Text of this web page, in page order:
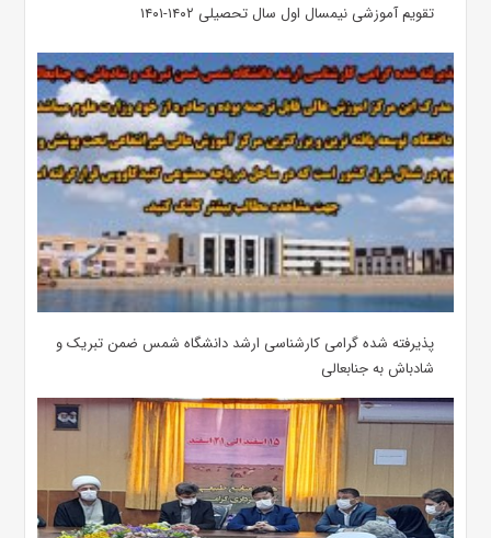
تقویم آموزشی نیمسال اول سال تحصیلی ۱۴۰۲-۱۴۰۱
پذیرفته شده گرامی کارشناسی ارشد دانشگاه شمس ضمن تبریک و
شادباش به جنابعالی